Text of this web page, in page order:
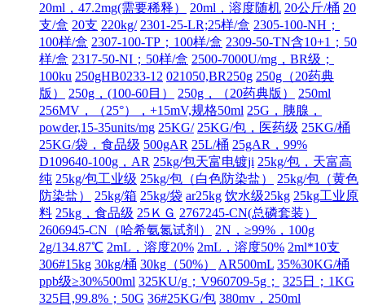
20ml，47.2mg(需要稀释）
20ml，溶度随机 20公斤/桶 20
支/盒 20支 220kg/ 2301-25-LR;25样/盒 2305-100-NH；
100样/盒 2307-100-TP；100样/盒 2309-50-TN含10+1；50
样/盒 2317-50-NI；50样/盒 2500-7000U/mg，BR级；
100ku 250gHB0233-12 021050,BR250g 250g（20药典
版）
250g，(100-60目） 250g，（20药典版）
250ml
256MV，（25°），+15mV,规格50ml 25G，胰腺，
powder,15-35units/mg 25KG/ 25KG/包，医药级 25KG/桶
25KG/袋，食品级 500gAR 25L/桶 25gAR，99%
D109640-100g，AR 25kg/包天富电镀ji 25kg/包，天富高
纯 25kg/包工业级 25kg/包（白色防染盐）
25kg/包（黄色
防染盐）
25kg/箱 25kg/袋 ar25kg 饮水级25kg 25kg工业原
料 25kg，食品级 25ＫＧ 2767245-CN(总磷套装）
2606945-CN（哈希氨氮试剂）
2N，≥99%，100g
2g/134.87℃ 2mL，溶度20% 2mL，溶度50% 2ml*10支
306#15kg 30kg/桶 30kg（50%） AR500mL 35%30KG/桶
ppb级≥30%500ml 325KU/g；V960709-5g；
325日；1KG
325目,99.8%；50G 36#25KG/包 380mv，250ml